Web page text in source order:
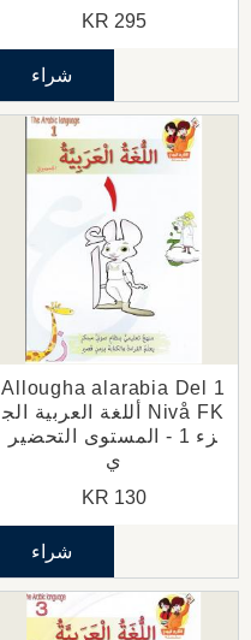
295
شراء
Allougha alarabia Del 1
Nivå FK أللغة العربية الج
زء 1 - المستوى التحضير
ي
130
شراء